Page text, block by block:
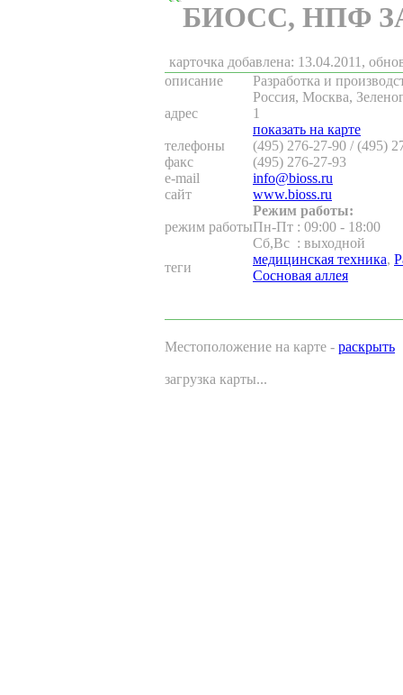
БИОСС, НПФ
карточка добавлена: 13.04.2011,
описание
Разработка и
адрес
Россия, Москва,
1
показать на карте
телефоны
(495) 276-27-90 / (495)
факс
(495) 276-27-93
e-mail
info@bioss.ru
сайт
www.bioss.ru
режим работы
Режим работы:
Пн-Пт : 09:00 - 18:00
Сб,Вс : выходной
теги
медицинская техника,
Сосновая аллея
Местоположение на карте - раскрыть
загрузка карты...